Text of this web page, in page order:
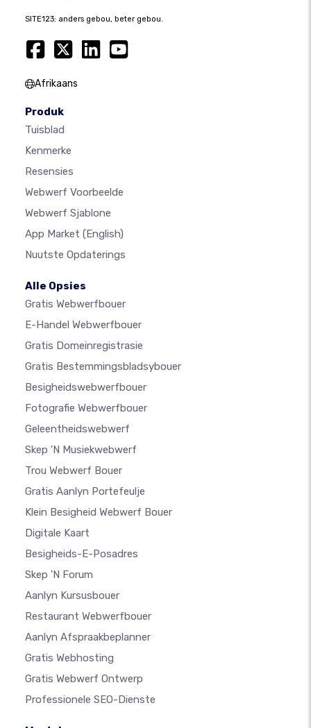
SITE123: anders gebou, beter gebou.
Afrikaans
Produk
Tuisblad
Kenmerke
Resensies
Webwerf Voorbeelde
Webwerf Sjablone
App Market (English)
Nuutste Opdaterings
Alle Opsies
Gratis Webwerfbouer
E-Handel Webwerfbouer
Gratis Domeinregistrasie
Gratis Bestemmingsbladsybouer
Besigheidswebwerfbouer
Fotografie Webwerfbouer
Geleentheidswebwerf
Skep 'n Musiekwebwerf
Trou Webwerf Bouer
Gratis Aanlyn Portefeulje
Klein Besigheid Webwerf Bouer
Digitale Kaart
Besigheids-E-Posadres
Skep 'n Forum
Aanlyn Kursusbouer
Restaurant Webwerfbouer
Aanlyn Afspraakbeplanner
Gratis Webhosting
Gratis Webwerf Ontwerp
Professionele SEO-Dienste